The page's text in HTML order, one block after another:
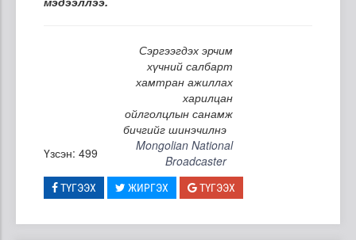
Сэргээгдэх эрчим
хүчний салбарт
хамтран ажиллах
харилцан
ойлголцлын санамж
бичгийг шинэчилнэ
Үзсэн: 499
Mongolian National
Broadcaster
ТҮГЭЭХ ЖИРГЭХ ТҮГЭЭХ